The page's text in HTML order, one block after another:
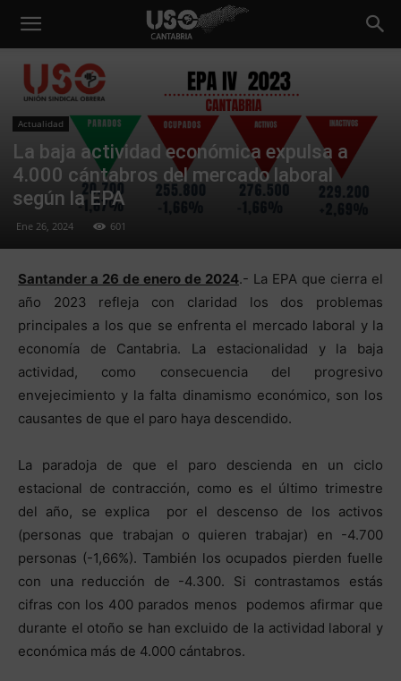
Actualidad
La baja actividad económica expulsa a
4.000 cántabros del mercado laboral
según la EPA
Ene 26, 2024 601
Santander a 26 de enero de 2024.- La EPA que cierra el
año 2023 refleja con claridad los dos problemas
principales a los que se enfrenta el mercado laboral y la
economía de Cantabria. La estacionalidad y la baja
actividad, como consecuencia del progresivo
envejecimiento y la falta dinamismo económico, son los
causantes de que el paro haya descendido.
La paradoja de que el paro descienda en un ciclo
estacional de contracción, como es el último trimestre
del año, se explica por el descenso de los activos
(personas que trabajan o quieren trabajar) en -4.700
personas (-1,66%). También los ocupados pierden fuelle
con una reducción de -4.300. Si contrastamos estás
cifras con los 400 parados menos podemos afirmar que
durante el otoño se han excluido de la actividad laboral y
económica más de 4.000 cántabros.